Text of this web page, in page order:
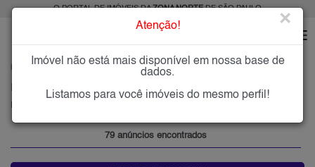
O PORTAL DE IMÓVEIS DAZONA NORTEDE SÃO PAULO
PARQUE MANDAQUI
79 anúncios encontrados
Atenção! ×
Imóvel não está mais disponível em nossa base de
dados.
Listamos para você imóveis do mesmo perfil!